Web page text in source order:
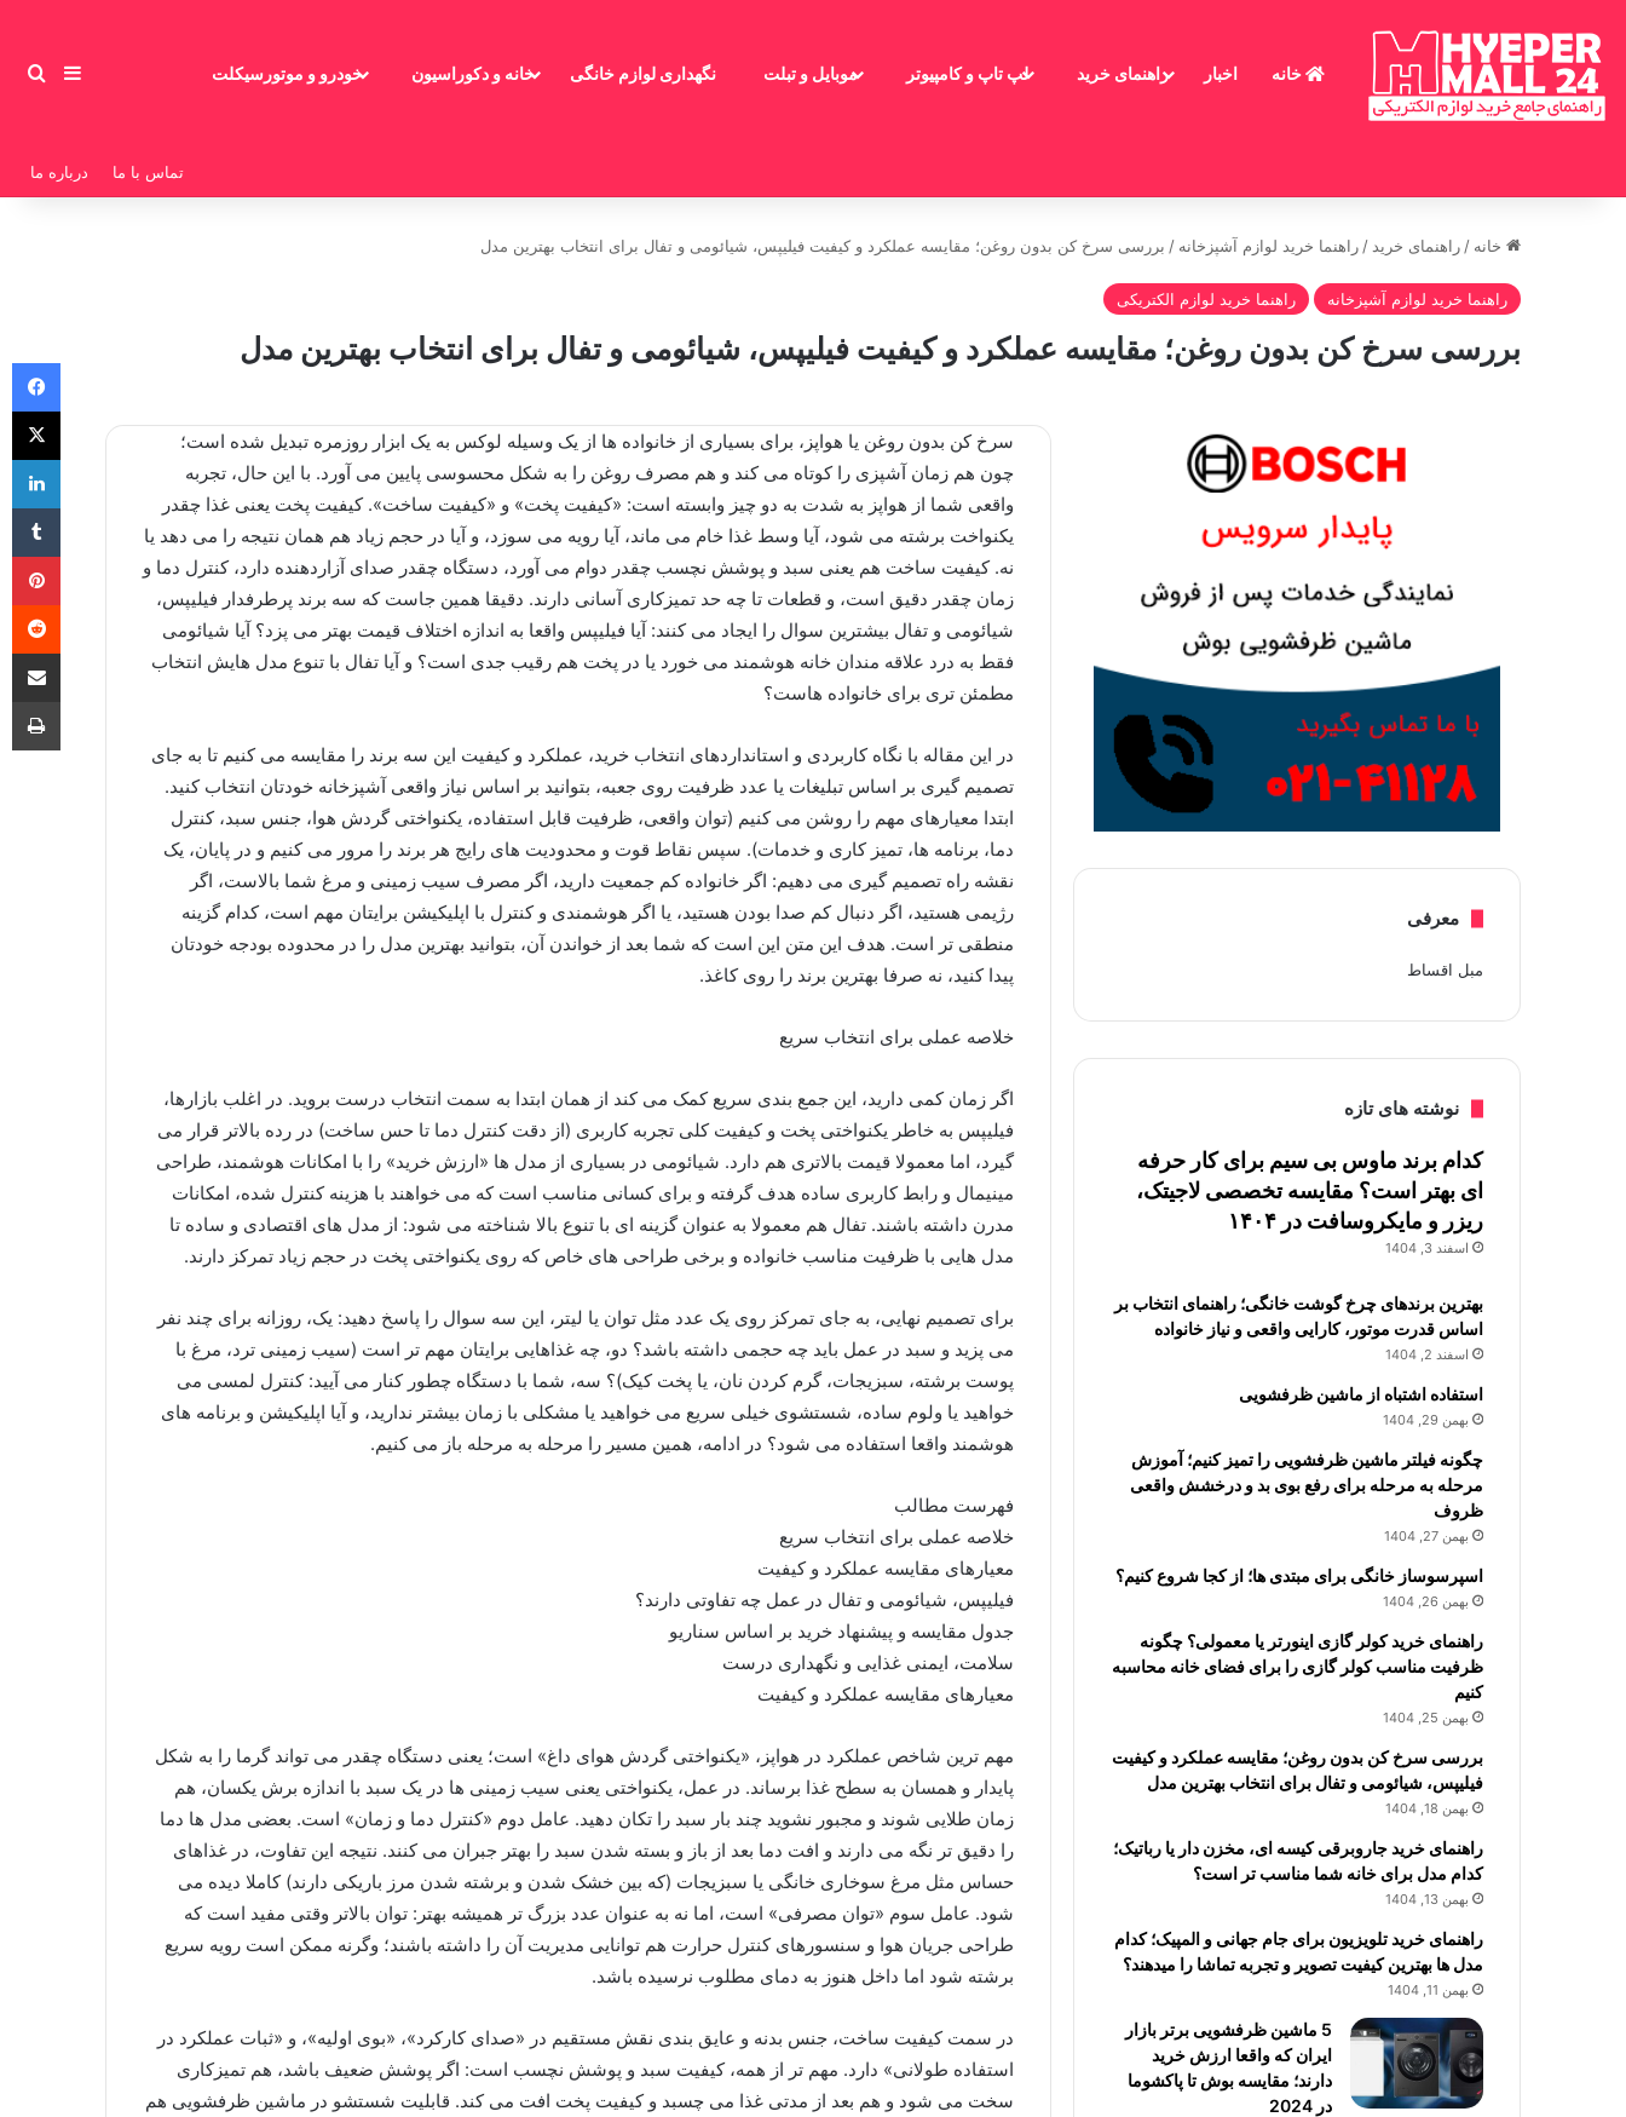
خانه اخبار راهنمای خرید لپ تاپ و کامپیوتر موبایل و تبلت نگهداری لوازم خانگی خانه و دکوراسیون خودرو و موتورسیکلت سایدبار
تماس با ما درباره ما
خانه / راهنمای خرید / راهنما خرید لوازم آشپزخانه / بررسی سرخ کن بدون روغن؛ مقایسه عملکرد و کیفیت فیلیپس، شیائومی و تفال برای انتخاب بهترین مدل
راهنما خرید لوازم آشپزخانه راهنما خرید لوازم الکتریکی
بررسی سرخ کن بدون روغن؛ مقایسه عملکرد و کیفیت فیلیپس، شیائومی و تفال برای انتخاب بهترین مدل
سرخ کن بدون روغن یا هواپز، برای بسیاری از خانواده ها از یک وسیله لوکس به یک ابزار روزمره تبدیل شده است؛
چون هم زمان آشپزی را کوتاه می کند و هم مصرف روغن را به شکل محسوسی پایین می آورد. با این حال، تجربه
واقعی شما از هواپز به شدت به دو چیز وابسته است: «کیفیت پخت» و «کیفیت ساخت». کیفیت پخت یعنی غذا چقدر
یکنواخت برشته می شود، آیا وسط غذا خام می ماند، آیا رویه می سوزد، و آیا در حجم زیاد هم همان نتیجه را می دهد یا
نه. کیفیت ساخت هم یعنی سبد و پوشش نچسب چقدر دوام می آورد، دستگاه چقدر صدای آزاردهنده دارد، کنترل دما و
زمان چقدر دقیق است، و قطعات تا چه حد تمیزکاری آسانی دارند. دقیقا همین جاست که سه برند پرطرفدار فیلیپس،
شیائومی و تفال بیشترین سوال را ایجاد می کنند: آیا فیلیپس واقعا به اندازه اختلاف قیمت بهتر می پزد؟ آیا شیائومی
فقط به درد علاقه مندان خانه هوشمند می خورد یا در پخت هم رقیب جدی است؟ و آیا تفال با تنوع مدل هایش انتخاب
مطمئن تری برای خانواده هاست؟
در این مقاله با نگاه کاربردی و استانداردهای انتخاب خرید، عملکرد و کیفیت این سه برند را مقایسه می کنیم تا به جای
تصمیم گیری بر اساس تبلیغات یا عدد ظرفیت روی جعبه، بتوانید بر اساس نیاز واقعی آشپزخانه خودتان انتخاب کنید.
ابتدا معیارهای مهم را روشن می کنیم (توان واقعی، ظرفیت قابل استفاده، یکنواختی گردش هوا، جنس سبد، کنترل
دما، برنامه ها، تمیز کاری و خدمات). سپس نقاط قوت و محدودیت های رایج هر برند را مرور می کنیم و در پایان، یک
نقشه راه تصمیم گیری می دهیم: اگر خانواده کم جمعیت دارید، اگر مصرف سیب زمینی و مرغ شما بالاست، اگر
رژیمی هستید، اگر دنبال کم صدا بودن هستید، یا اگر هوشمندی و کنترل با اپلیکیشن برایتان مهم است، کدام گزینه
منطقی تر است. هدف این متن این است که شما بعد از خواندن آن، بتوانید بهترین مدل را در محدوده بودجه خودتان
پیدا کنید، نه صرفا بهترین برند را روی کاغذ.
خلاصه عملی برای انتخاب سریع
اگر زمان کمی دارید، این جمع بندی سریع کمک می کند از همان ابتدا به سمت انتخاب درست بروید. در اغلب بازارها،
فیلیپس به خاطر یکنواختی پخت و کیفیت کلی تجربه کاربری (از دقت کنترل دما تا حس ساخت) در رده بالاتر قرار می
گیرد، اما معمولا قیمت بالاتری هم دارد. شیائومی در بسیاری از مدل ها «ارزش خرید» را با امکانات هوشمند، طراحی
مینیمال و رابط کاربری ساده هدف گرفته و برای کسانی مناسب است که می خواهند با هزینه کنترل شده، امکانات
مدرن داشته باشند. تفال هم معمولا به عنوان گزینه ای با تنوع بالا شناخته می شود: از مدل های اقتصادی و ساده تا
مدل هایی با ظرفیت مناسب خانواده و برخی طراحی های خاص که روی یکنواختی پخت در حجم زیاد تمرکز دارند.
برای تصمیم نهایی، به جای تمرکز روی یک عدد مثل توان یا لیتر، این سه سوال را پاسخ دهید: یک، روزانه برای چند نفر
می پزید و سبد در عمل باید چه حجمی داشته باشد؟ دو، چه غذاهایی برایتان مهم تر است (سیب زمینی ترد، مرغ با
پوست برشته، سبزیجات، گرم کردن نان، یا پخت کیک)؟ سه، شما با دستگاه چطور کنار می آیید: کنترل لمسی می
خواهید یا ولوم ساده، شستشوی خیلی سریع می خواهید یا مشکلی با زمان بیشتر ندارید، و آیا اپلیکیشن و برنامه های
هوشمند واقعا استفاده می شود؟ در ادامه، همین مسیر را مرحله به مرحله باز می کنیم.
فهرست مطالب
خلاصه عملی برای انتخاب سریع
معیارهای مقایسه عملکرد و کیفیت
فیلیپس، شیائومی و تفال در عمل چه تفاوتی دارند؟
جدول مقایسه و پیشنهاد خرید بر اساس سناریو
سلامت، ایمنی غذایی و نگهداری درست
معیارهای مقایسه عملکرد و کیفیت
مهم ترین شاخص عملکرد در هواپز، «یکنواختی گردش هوای داغ» است؛ یعنی دستگاه چقدر می تواند گرما را به شکل
پایدار و همسان به سطح غذا برساند. در عمل، یکنواختی یعنی سیب زمینی ها در یک سبد با اندازه برش یکسان، هم
زمان طلایی شوند و مجبور نشوید چند بار سبد را تکان دهید. عامل دوم «کنترل دما و زمان» است. بعضی مدل ها دما
را دقیق تر نگه می دارند و افت دما بعد از باز و بسته شدن سبد را بهتر جبران می کنند. نتیجه این تفاوت، در غذاهای
حساس مثل مرغ سوخاری خانگی یا سبزیجات (که بین خشک شدن و برشته شدن مرز باریکی دارند) کاملا دیده می
شود. عامل سوم «توان مصرفی» است، اما نه به عنوان عدد بزرگ تر همیشه بهتر: توان بالاتر وقتی مفید است که
طراحی جریان هوا و سنسورهای کنترل حرارت هم توانایی مدیریت آن را داشته باشند؛ وگرنه ممکن است رویه سریع
برشته شود اما داخل هنوز به دمای مطلوب نرسیده باشد.
در سمت کیفیت ساخت، جنس بدنه و عایق بندی نقش مستقیم در «صدای کارکرد»، «بوی اولیه»، و «ثبات عملکرد در
استفاده طولانی» دارد. مهم تر از همه، کیفیت سبد و پوشش نچسب است: اگر پوشش ضعیف باشد، هم تمیزکاری
سخت می شود و هم بعد از مدتی غذا می چسبد و کیفیت پخت افت می کند. قابلیت شستشو در ماشین ظرفشویی هم
معرفی
مبل اقساط
نوشته های تازه
کدام برند ماوس بی سیم برای کار حرفه
ای بهتر است؟ مقایسه تخصصی لاجیتک،
ریزر و مایکروسافت در ۱۴۰۴
اسفند 3, 1404
بهترین برندهای چرخ گوشت خانگی؛ راهنمای انتخاب بر
اساس قدرت موتور، کارایی واقعی و نیاز خانواده
اسفند 2, 1404
استفاده اشتباه از ماشین ظرفشویی
بهمن 29, 1404
چگونه فیلتر ماشین ظرفشویی را تمیز کنیم؛ آموزش
مرحله به مرحله برای رفع بوی بد و درخشش واقعی
ظروف
بهمن 27, 1404
اسپرسوساز خانگی برای مبتدی ها؛ از کجا شروع کنیم؟
بهمن 26, 1404
راهنمای خرید کولر گازی اینورتر یا معمولی؟ چگونه
ظرفیت مناسب کولر گازی را برای فضای خانه محاسبه
کنیم
بهمن 25, 1404
بررسی سرخ کن بدون روغن؛ مقایسه عملکرد و کیفیت
فیلیپس، شیائومی و تفال برای انتخاب بهترین مدل
بهمن 18, 1404
راهنمای خرید جاروبرقی کیسه ای، مخزن دار یا رباتیک؛
کدام مدل برای خانه شما مناسب تر است؟
بهمن 13, 1404
راهنمای خرید تلویزیون برای جام جهانی و المپیک؛ کدام
مدل ها بهترین کیفیت تصویر و تجربه تماشا را میدهند؟
بهمن 11, 1404
5 ماشین ظرفشویی برتر بازار
ایران که واقعا ارزش خرید
دارند؛ مقایسه بوش تا پاکشوما
در 2024